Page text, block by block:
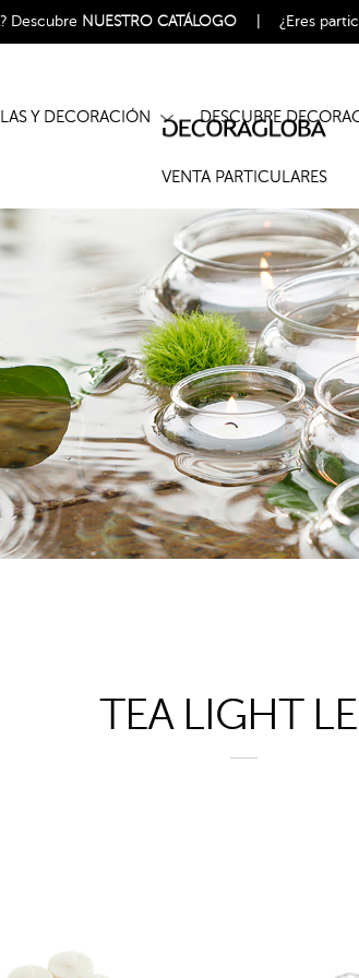
Descubre NUESTRO CATÁLOGO ¿Eres
Y DECORACIÓN DESCUBRE
VENTA PARTICULARES
TEA LIGHT